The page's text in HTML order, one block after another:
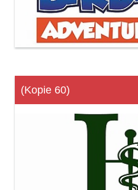
(Kopie 60)